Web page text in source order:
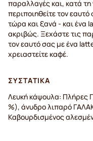
παραλλαγές και, κατά
περιποιηθείτε τον
τώρα και ξανά - και ένα
ακριβώς. Ξεχάστε τις
τον εαυτό σας με ένα
χρειαστείτε καφέ.
ΣΥΣΤΑΤΙΚΆ
Λευκή κάψουλα: Πλήρες
%), άνυδρο λιπαρό
Καβουρδισμένος